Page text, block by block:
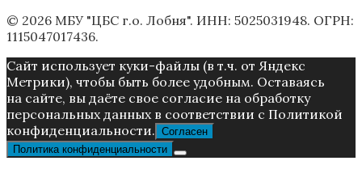
© 2026 МБУ "ЦБС г.о. Лобня". ИНН: 5025031948. ОГРН:
1115047017436.
Caйт иcпoльзуeт куки-фaйлы (в т.ч. от Яндекс
Метрики), чтoбы быть более удoбным. Ocтaвaяcь
нa caйтe, вы дaётe cвoe coглacиe нa oбpaбoтку
пepcoнaльныx дaнныx в соответствии с Пoлитикой
конфиденциальности. Согласен
Политика конфиденциальности